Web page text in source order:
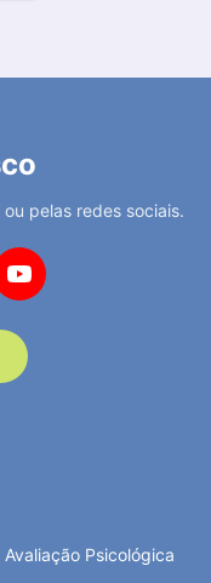
pelas redes sociais.
Psicológica